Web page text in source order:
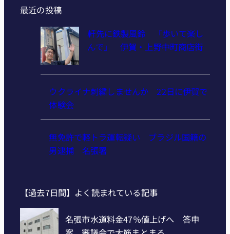
最近の投稿
軒先に鉄製風鈴 「歩いて楽し
んで」 伊賀・上野中町商店街
ウクライナ刺繍しませんか 22日に伊賀で
体験会
無免許で軽トラ運転疑い ブラジル国籍の
男逮捕 名張署
【過去7日間】よく読まれている記事